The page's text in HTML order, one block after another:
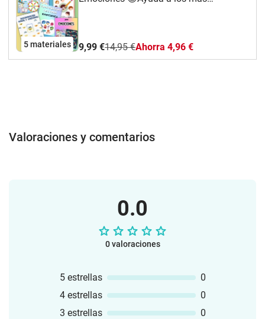
5 materiales
para trabajar la inteligencia emocional
de manera dinámica y divertida, este
dinámicas y actividades para identificar,
representan emociones.Comprensiones
lectoras sobre emociones: Textos breves
y adaptados para reflexionar sobre
situaciones emocionales y sus posibles
película Inside Out: Inspirado en los
queridos personajes, este juego permite
explorar las emociones de una manera
lúdica y cercana.Cuaderno de fichas
9,99 €14,95 €Ahorra 4,96 €
Valoraciones y comentarios
0.0
0 valoraciones
5 estrellas
0
4 estrellas
0
3 estrellas
0